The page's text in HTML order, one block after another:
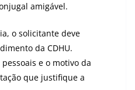
amigável.
o solicitante deve
da CDHU.
e o motivo da
que justifique a